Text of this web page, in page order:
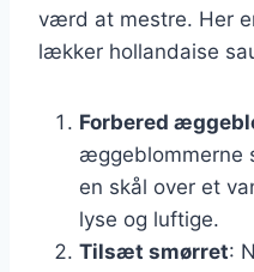
værd at mestre. Her
lækker hollandaise
Forbered
æggeblommerne
en skål over et
lyse og luftige.
Tilsæt smørret: